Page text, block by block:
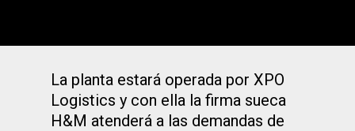
La planta estará operada por XPO
Logistics y con ella la firma sueca
H&M atenderá a las demandas de